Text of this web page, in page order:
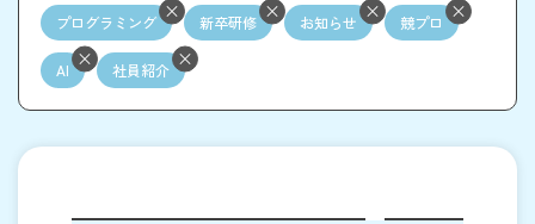
プログラミング 新卒研修 お知らせ 競プロ
AI 社員紹介